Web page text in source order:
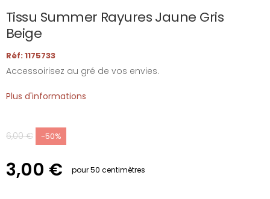
Tissu Summer Rayures Jaune Gris
Beige
Réf: 1175733
Accessoirisez au gré de vos envies.
Plus d'informations
6,00 € -50%
3,00 € pour 50 centimètres